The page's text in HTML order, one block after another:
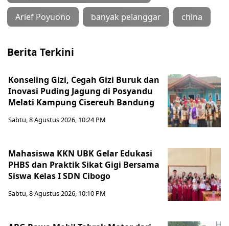
Arief Poyuono banyak pelanggar china
Berita Terkini
Konseling Gizi, Cegah Gizi Buruk dan
Inovasi Puding Jagung di Posyandu
Melati Kampung Cisereuh Bandung
Sabtu, 8 Agustus 2026, 10:24 PM
Mahasiswa KKN UBK Gelar Edukasi
PHBS dan Praktik Sikat Gigi Bersama
Siswa Kelas I SDN Cibogo
Sabtu, 8 Agustus 2026, 10:10 PM